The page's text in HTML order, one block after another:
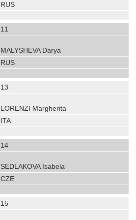
RUS
11
MALYSHEVA Darya
RUS
13
LORENZI Margherita
ITA
14
SEDLAKOVA Isabela
CZE
15